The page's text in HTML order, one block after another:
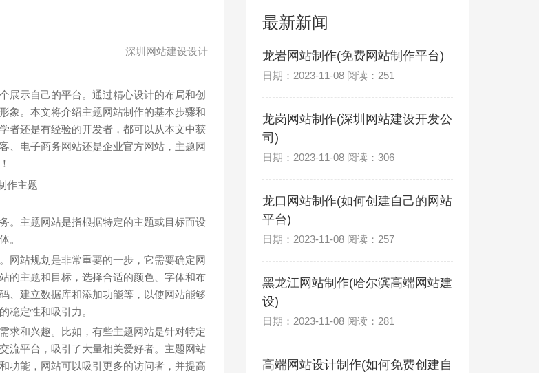
深圳网站建设设计
展示自己的平台。通过精心设计的布局和创
象。本文将介绍主题网站制作的基本步骤和
者还是有经验的开发者，都可以从本文中获
、电子商务网站还是企业官方网站，主题网
。主题网站是指根据特定的主题或目标而设
。
网站规划是非常重要的一步，它需要确定网
的主题和目标，选择合适的颜色、字体和布
、建立数据库和添加功能等，以使网站能够
稳定性和吸引力。
求和兴趣。比如，有些主题网站是针对特定
流平台，吸引了大量相关爱好者。主题网站
功能，网站可以吸引更多的访问者，并提高
最新新闻
龙岩网站制作(免费网站制作平台)
日期：2023-11-08 阅读：251
龙岗网站制作(深圳网站建设开发公
司)
日期：2023-11-08 阅读：306
龙口网站制作(如何创建自己的网站
平台)
日期：2023-11-08 阅读：257
黑龙江网站制作(哈尔滨高端网站建
设)
日期：2023-11-08 阅读：281
高端网站设计制作(如何免费创建自